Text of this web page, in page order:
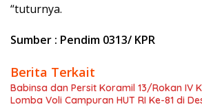
“tuturnya.
Sumber : Pendim 0313/ KPR
Berita Terkait
Babinsa dan Persit Koramil 13/Rokan IV
Lomba Voli Campuran HUT RI Ke-81 di